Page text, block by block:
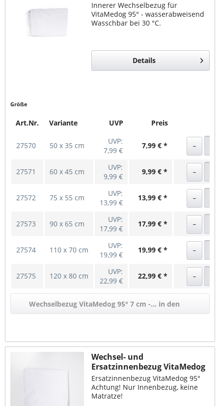
Innerer Wechselbezug für
VitaMedog 95° - wasserabweisend
Wasschbar bei 30 °C.
Details
Größe
Art.Nr. Variante UVP Preis
27570 50 x 35 cm
UVP:
7,99 €
7,99 € *
27571 60 x 45 cm
UVP:
9,99 €
9,99 € *
27572 75 x 55 cm
UVP:
13,99 €
13,99 € *
27573 90 x 65 cm
UVP:
17,99 €
17,99 € *
27574 110 x 70 cm
UVP:
19,99 €
19,99 € *
27575 120 x 80 cm
UVP:
22,99 €
22,99 € *
Wechselbezug VitaMedog 95° 7 cm -... in den
Wechsel- und
Ersatzinnenbezug VitaMedog
95°
Ersatzinnenbezug VitaMedog 95°
Achtung! Nur Innenbezug, keine
Matratze!